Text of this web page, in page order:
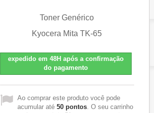
Toner Genérico
Kyocera Mita TK-65
expedido em 48H após a confirmação
do pagamento
Ao comprar este produto você pode
acumular até 50 pontos . O seu carrinho